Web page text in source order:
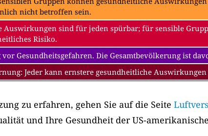
nicht betroffen sein.
Auswirkungen sind für jeden spürbar; für sensible
Risiko.
Gesundheitsgefahren. Die Gesamtbevölkerung ist
Jeder kann ernstere gesundheitliche
zu erfahren, gehen Sie auf die Seite
und Ihre Gesundheit der US-